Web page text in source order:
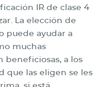
IR de clase 4
La elección de
puede ayudar a
muchas
beneficiosas, a los
que las eligen se les